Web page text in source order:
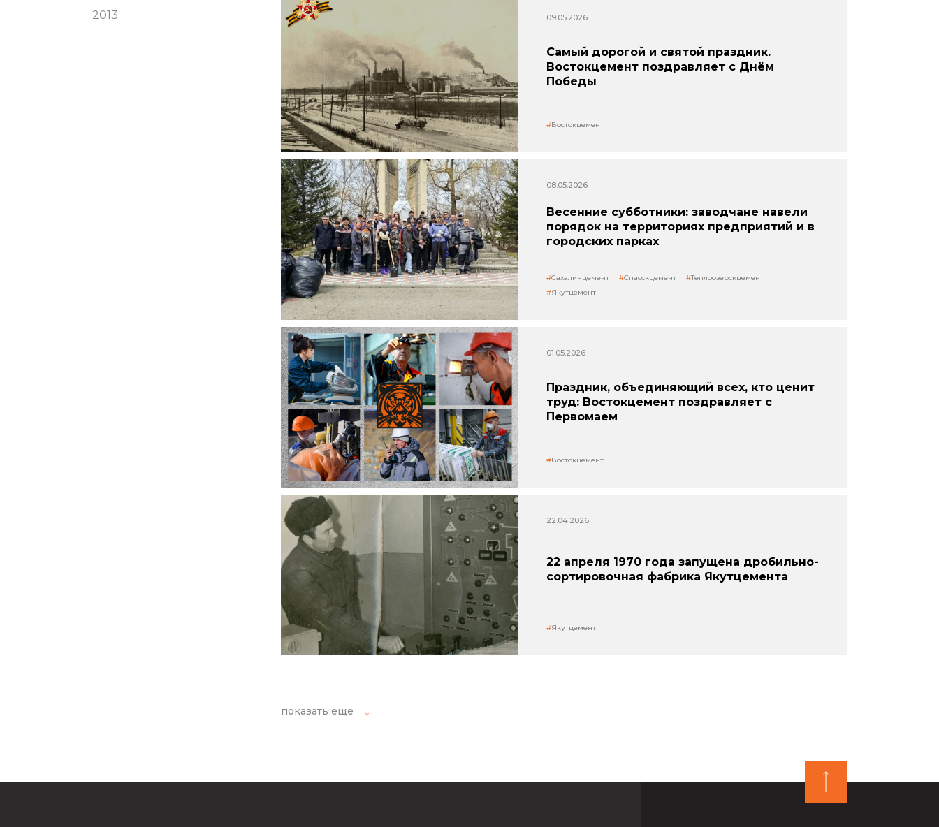
2013 09.05.2026
Самый дорогой и святой праздник.
Востокцемент поздравляет с Днём
Победы
Востокцемент
08.05.2026
Весенние субботники: заводчане навели
порядок на территориях предприятий и в
городских парках
Сахалинцемент Спасскцемент
Теплоозерскцемент
Якутцемент
01.05.2026
Праздник, объединяющий всех, кто ценит
труд: Востокцемент поздравляет с
Первомаем
Востокцемент
22.04.2026
22 апреля 1970 года запущена дробильно-
сортировочная фабрика Якутцемента
Якутцемент
показать еще